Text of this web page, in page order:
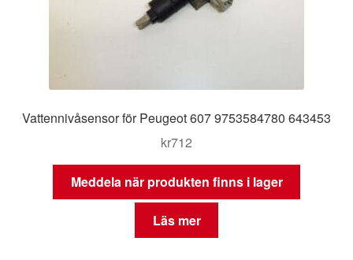
Vattennivåsensor för Peugeot 607 9753584780 643453
kr712
Meddela när produkten finns i lager
Läs mer